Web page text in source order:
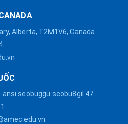
Alberta, T2M1V6, Canada
seobuggu seobu8gil 47
: